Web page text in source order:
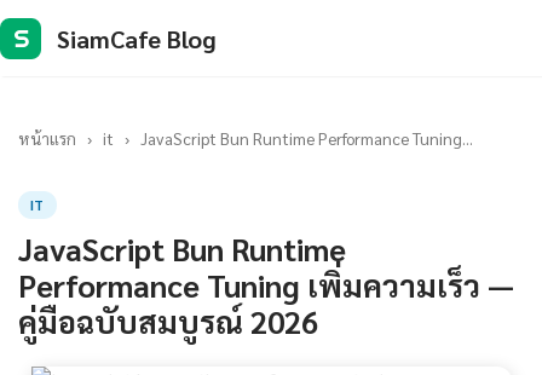
S SiamCafe Blog
หน้าแรก › it › JavaScript Bun Runtime Performance Tuning...
IT
JavaScript Bun Runtime
Performance Tuning เพิ่มความเร็ว —
คู่มือฉบับสมบูรณ์ 2026